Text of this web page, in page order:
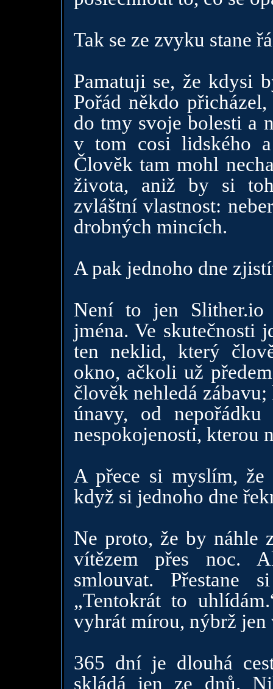
Tak se ze zvyku stane
Pamatuji se, že kdysi
Pořád někdo
do tmy svoje bolesti a
v tom cosi lidského a
Člověk tam mohl
života, aniž by si
zvláštní vlastnost:
drobných mincích.
A pak jednoho dne
Není to jen Slither.io
jména. Ve skutečnosti
ten neklid, který
okno, ačkoli už
člověk nehledá
únavy, od
nespokojenosti, kterou
A přece si myslím, že
když si jednoho dne
Ne proto, že by náhle
vítězem přes noc.
smlouvat. Přestane
„Tentokrát to
vyhrát mírou, nýbrž jen
365 dní je dlouhá
skládá jen ze dnů.